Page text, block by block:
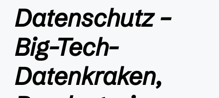
Datenschutz –
Big-Tech-
Datenkraken,